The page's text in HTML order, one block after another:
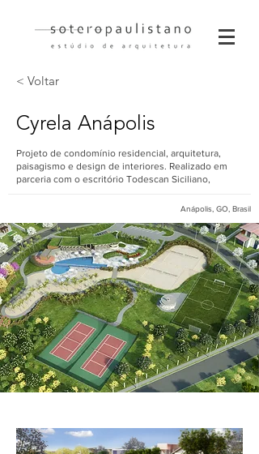
< Voltar
Cyrela Anápolis
Projeto de condomínio residencial, arquitetura,
paisagismo e design de interiores. Realizado em
parceria com o escritório Todescan Siciliano,
Anápolis, GO, Brasil